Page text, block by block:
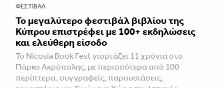
ΦΕΣΤΙΒΑΛ
Το μεγαλύτερο φεστιβάλ βιβλίου της
Κύπρου επιστρέφει με 100+ εκδηλώσεις
και ελεύθερη είσοδο
Το Nicosia Book Fest γιορτάζει 11 χρόνια στο
Πάρκο Ακρόπολης, με περισσότερα από 100
περίπτερα, συγγραφείς, παρουσιάσεις,